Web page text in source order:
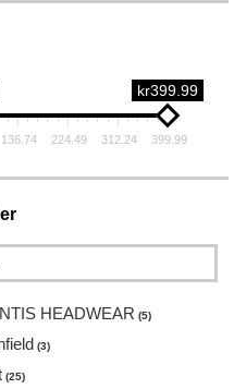
kr399.99
136.74 224.49 312.24 399.99
HEADWEAR (5)
(3)
(25)